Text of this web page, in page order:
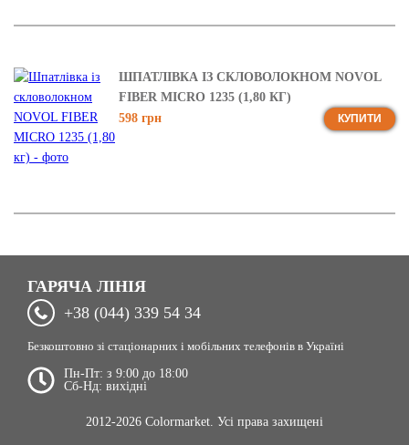
ШПАТЛІВКА ІЗ СКЛОВОЛОКНОМ NOVOL
FIBER MICRO 1235 (1,80 КГ)
598 грн
КУПИТИ
ГАРЯЧА ЛІНІЯ
+38 (044) 339 54 34
Безкоштовно зі стаціонарних і мобільних телефонів в Україні
Пн-Пт: з 9:00 до 18:00
Сб-Нд: вихідні
2012-2026 Colormarket. Усі права захищені